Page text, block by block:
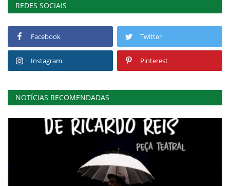
REDES SOCIAIS
Facebook Twitter
Instagram Pinterest
NOTÍCIAS RECOMENDADAS